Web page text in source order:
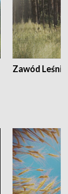
Zawód Leśnik